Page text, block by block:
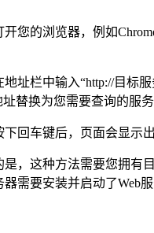
的浏览器，例如Chrome
栏中输入“http://目标服
替换为您需要查询的服务
车键后，页面会显示出
这种方法需要您拥有
需要安装并启动了Web服